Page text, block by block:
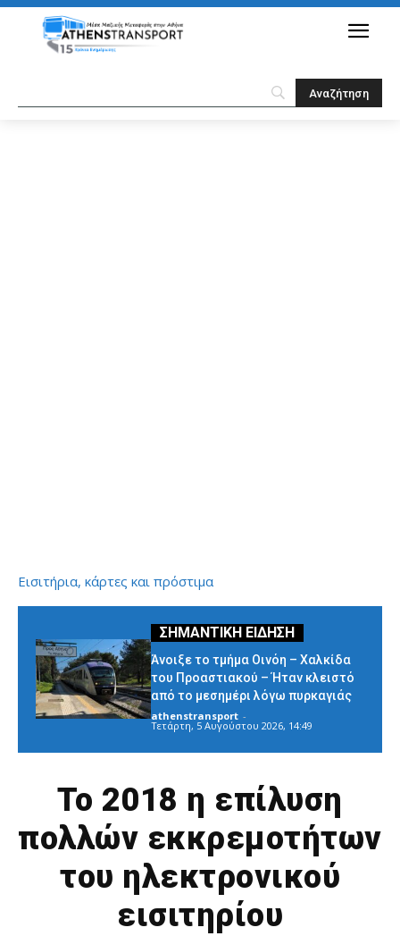
Εισιτήρια, κάρτες και πρόστιμα
Άνοιξε το τμήμα Οινόη – Χαλκίδα
του Προαστιακού – Ήταν κλειστό
από το μεσημέρι λόγω πυρκαγιάς
athenstransport -
Τετάρτη, 5 Αυγούστου 2026, 14:49
Το 2018 η επίλυση
πολλών εκκρεμοτήτων
του ηλεκτρονικού
εισιτηρίου